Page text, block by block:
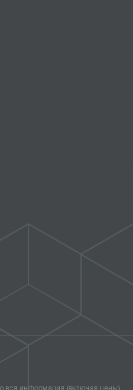
вся информация (включая цены)